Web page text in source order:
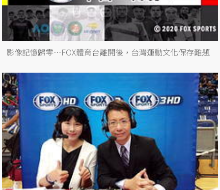
影像記憶歸零…FOX體育台離開後，台灣運動文化保存難題